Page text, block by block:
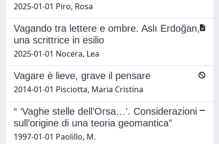
2025-01-01 Piro, Rosa
Vagando tra lettere e ombre. Aslı Erdoğan,
una scrittrice in esilio
2025-01-01 Nocera, Lea
Vagare è lieve, grave il pensare
2014-01-01 Pisciotta, Maria Cristina
“ ‘Vaghe stelle dell’Orsa…’. Considerazioni
sull’origine di una teoria geomantica”
1997-01-01 Paolillo, M.